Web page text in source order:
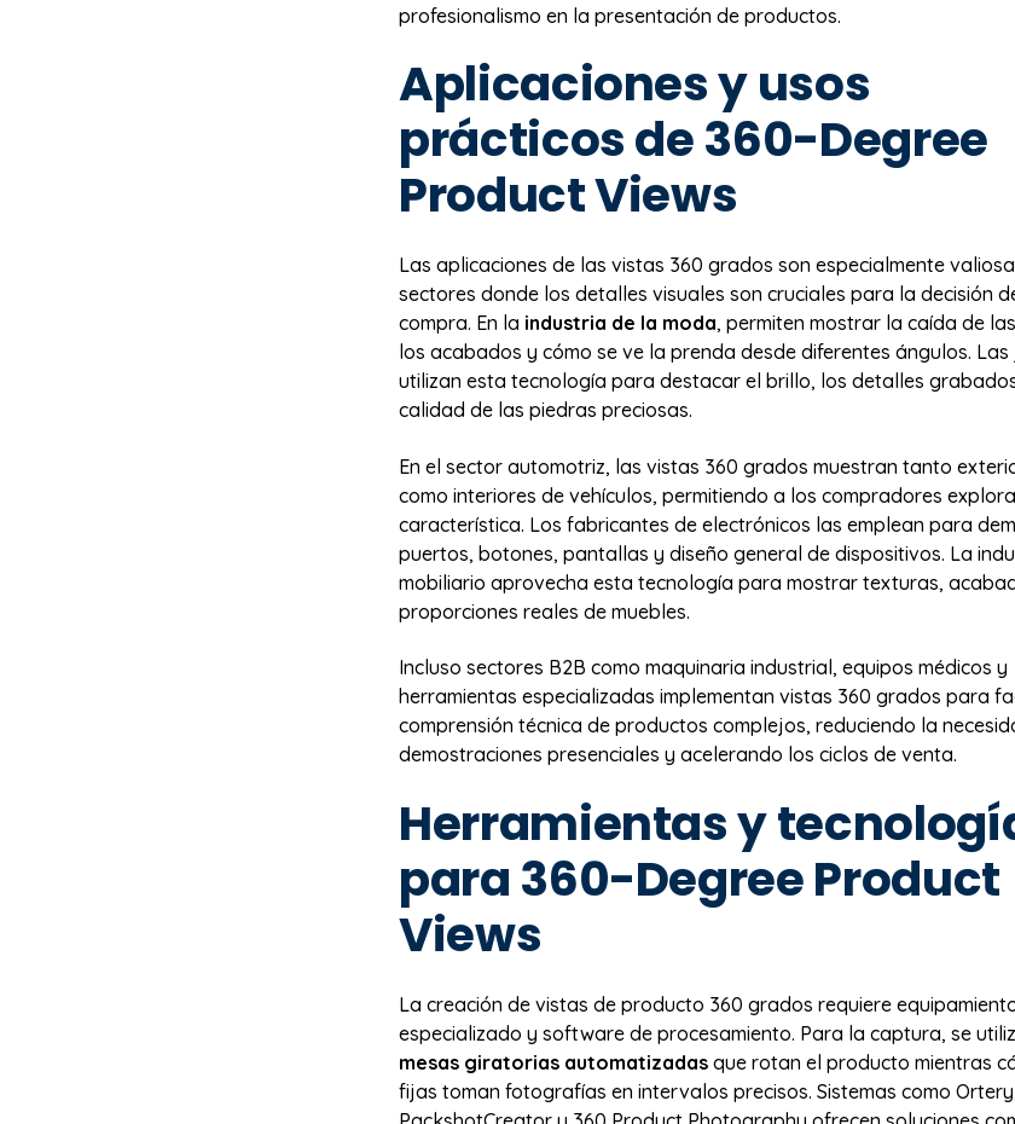
profesionalismo en la presentación de productos.
Aplicaciones y usos
prácticos de 360-Degree
Product Views
Las aplicaciones de las vistas 360 grados son especialmente
sectores donde los detalles visuales son cruciales para la decisión
compra. En la industria de la moda, permiten mostrar la caída de
los acabados y cómo se ve la prenda desde diferentes ángulos.
utilizan esta tecnología para destacar el brillo, los detalles
calidad de las piedras preciosas.
En el sector automotriz, las vistas 360 grados muestran tanto
como interiores de vehículos, permitiendo a los compradores
característica. Los fabricantes de electrónicos las emplean para
puertos, botones, pantallas y diseño general de dispositivos. La
mobiliario aprovecha esta tecnología para mostrar texturas,
proporciones reales de muebles.
Incluso sectores B2B como maquinaria industrial, equipos médicos y
herramientas especializadas implementan vistas 360 grados para
comprensión técnica de productos complejos, reduciendo la
demostraciones presenciales y acelerando los ciclos de venta.
Herramientas y
para 360-Degree Product
Views
La creación de vistas de producto 360 grados requiere
especializado y software de procesamiento. Para la captura, se
mesas giratorias automatizadas que rotan el producto mientras
fijas toman fotografías en intervalos precisos. Sistemas como Ortery,